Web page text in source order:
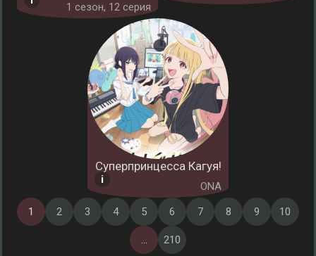
1 cезон, 12 серия
Суперпринцесса Кагуя!
ONA
1
2 3 4 5 6 7 8 9 10
... 210